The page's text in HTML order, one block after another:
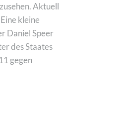
Aktuell
kleine
Daniel Speer
des Staates
gegen